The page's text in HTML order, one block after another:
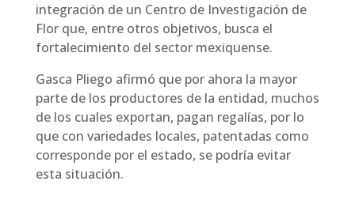
integración de un Centro de Investigación de
Flor que, entre otros objetivos, busca el
fortalecimiento del sector mexiquense.
Gasca Pliego afirmó que por ahora la mayor
parte de los productores de la entidad, muchos
de los cuales exportan, pagan regalías, por lo
que con variedades locales, patentadas como
corresponde por el estado, se podría evitar
esta situación.